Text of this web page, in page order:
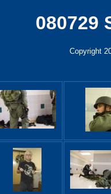
080729
Copyright